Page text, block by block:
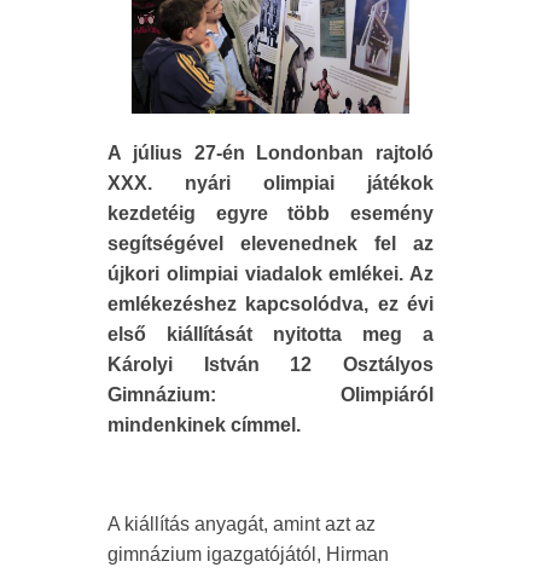
A július 27-én Londonban rajtoló
XXX. nyári olimpiai játékok
kezdetéig egyre több esemény
segítségével elevenednek fel az
újkori olimpiai viadalok emlékei. Az
emlékezéshez kapcsolódva, ez évi
első kiállítását nyitotta meg a
Károlyi István 12 Osztályos
Gimnázium: Olimpiáról
mindenkinek címmel.
A kiállítás anyagát, amint azt az
gimnázium igazgatójától, Hirman